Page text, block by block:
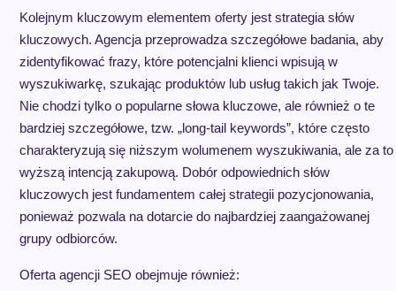
Kolejnym kluczowym elementem oferty jest strategia słów
kluczowych. Agencja przeprowadza szczegółowe badania, aby
zidentyfikować frazy, które potencjalni klienci wpisują w
wyszukiwarkę, szukając produktów lub usług takich jak Twoje.
Nie chodzi tylko o popularne słowa kluczowe, ale również o te
bardziej szczegółowe, tzw. „long-tail keywords”, które często
charakteryzują się niższym wolumenem wyszukiwania, ale za to
wyższą intencją zakupową. Dobór odpowiednich słów
kluczowych jest fundamentem całej strategii pozycjonowania,
ponieważ pozwala na dotarcie do najbardziej zaangażowanej
grupy odbiorców.
Oferta agencji SEO obejmuje również: